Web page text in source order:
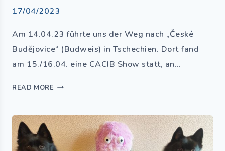
17/04/2023
Am 14.04.23 führte uns der Weg nach „České
Budějovice“ (Budweis) in Tschechien. Dort fand
am 15./16.04. eine CACIB Show statt, an…
READ MORE